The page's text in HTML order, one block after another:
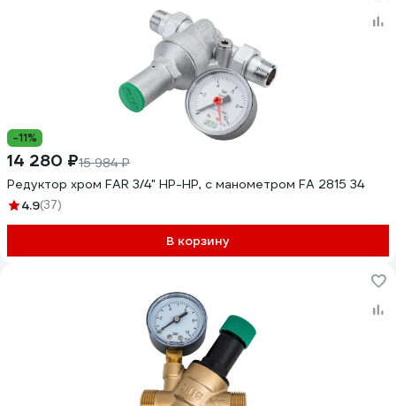
-11%
14 280 ₽15 984 ₽
Редуктор хром FAR 3/4" НР-НР, с манометром FA 2815 34
4.9(37)
В корзину